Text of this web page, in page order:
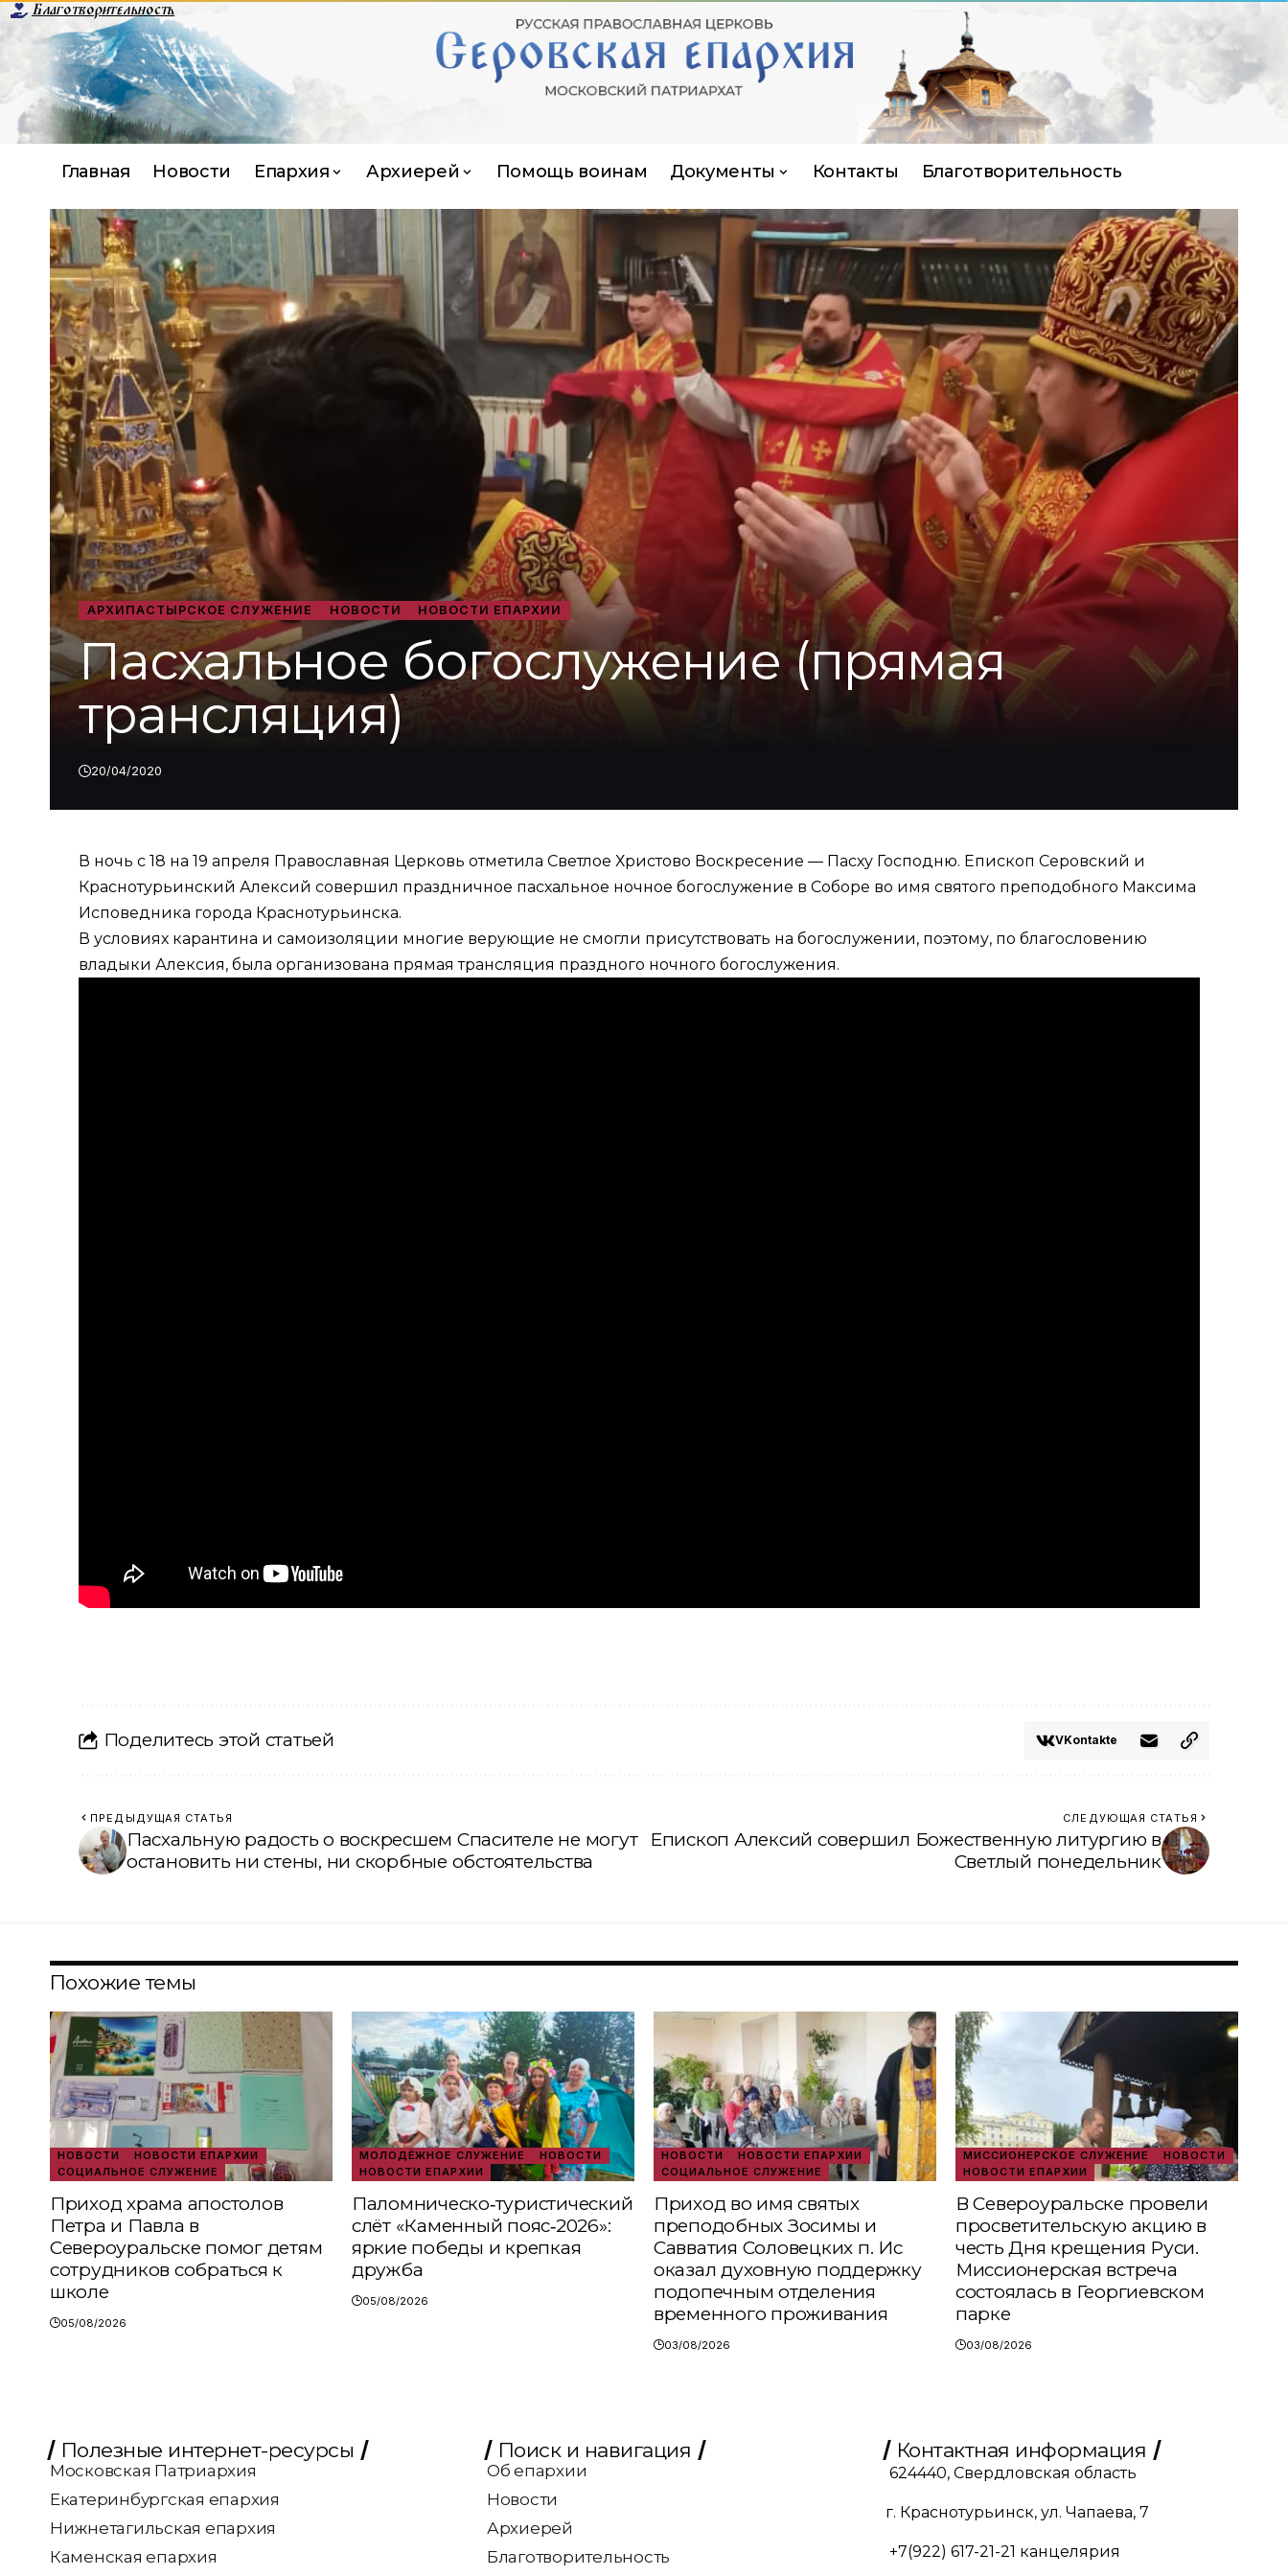
Благотворительность
Главная Новости Епархия Архиерей Помощь воинам Документы Контакты Благотворительность
АРХИПАСТЫРСКОЕ СЛУЖЕНИЕ НОВОСТИ НОВОСТИ ЕПАРХИИ
Пасхальное богослужение (прямая
трансляция)
20/04/2020
В ночь с 18 на 19 апреля Православная Церковь отметила Светлое Христово Воскресение — Пасху Господню. Епископ Серовский и
Краснотурьинский Алексий совершил праздничное пасхальное ночное богослужение в Соборе во имя святого преподобного Максима
Исповедника города Краснотурьинска.
В условиях карантина и самоизоляции многие верующие не смогли присутствовать на богослужении, поэтому, по благословению
владыки Алексия, была организована прямая трансляция праздного ночного богослужения.
Поделитесь этой статьей VKontakte
ПРЕДЫДУЩАЯ СТАТЬЯ
Пасхальную радость о воскресшем Спасителе не могут
остановить ни стены, ни скорбные обстоятельства
СЛЕДУЮЩАЯ СТАТЬЯ
Епископ Алексий совершил Божественную литургию в
Светлый понедельник
Похожие темы
НОВОСТИ
НОВОСТИ ЕПАРХИИ
СОЦИАЛЬНОЕ СЛУЖЕНИЕ
Приход храма апостолов
Петра и Павла в
Североуральске помог детям
сотрудников собраться к
школе
05/08/2026
МОЛОДЁЖНОЕ СЛУЖЕНИЕ
НОВОСТИ
НОВОСТИ ЕПАРХИИ
Паломническо‑туристический
слёт «Каменный пояс‑2026»:
яркие победы и крепкая
дружба
05/08/2026
НОВОСТИ
НОВОСТИ ЕПАРХИИ
СОЦИАЛЬНОЕ СЛУЖЕНИЕ
Приход во имя святых
преподобных Зосимы и
Савватия Соловецких п. Ис
оказал духовную поддержку
подопечным отделения
временного проживания
03/08/2026
МИССИОНЕРСКОЕ СЛУЖЕНИЕ
НОВОСТИ
НОВОСТИ ЕПАРХИИ
В Североуральске провели
просветительскую акцию в
честь Дня крещения Руси.
Миссионерская встреча
состоялась в Георгиевском
парке
03/08/2026
Полезные интернет-ресурсы
Московская Патриархия
Екатеринбургская епархия
Нижнетагильская епархия
Каменская епархия
Поиск и навигация
Об епархии
Новости
Архиерей
Благотворительность
Контактная информация
624440, Свердловская область
г. Краснотурьинск, ул. Чапаева, 7
+7(922) 617-21-21 канцелярия